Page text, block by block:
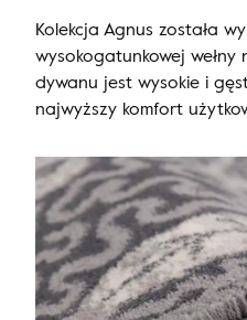
Kolekcja Agnus została
wysokogatunkowej wełny
dywanu jest wysokie i
najwyższy komfort